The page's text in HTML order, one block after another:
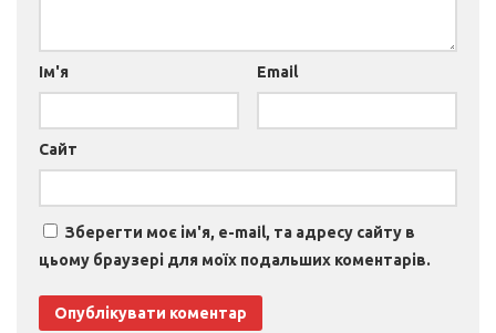
Ім'я Email
Сайт
Зберегти моє ім'я, e-mail, та адресу сайту в
цьому браузері для моїх подальших коментарів.